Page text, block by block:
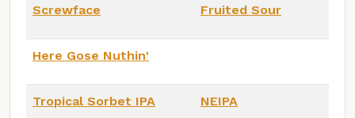
Screwface Fruited Sour
Here Gose Nuthin'
Tropical Sorbet IPA NEIPA